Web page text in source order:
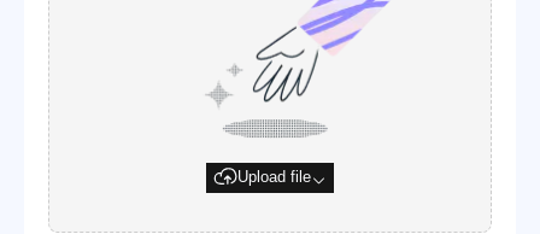
Upload file